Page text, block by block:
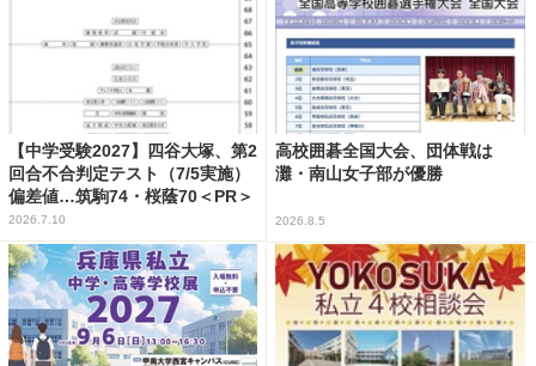
【中学受験2027】四谷大塚、第2
回合不合判定テスト（7/5実施）
偏差値…筑駒74・桜蔭70＜PR＞
2026.7.10
高校囲碁全国大会、団体戦は
灘・南山女子部が優勝
2026.8.5